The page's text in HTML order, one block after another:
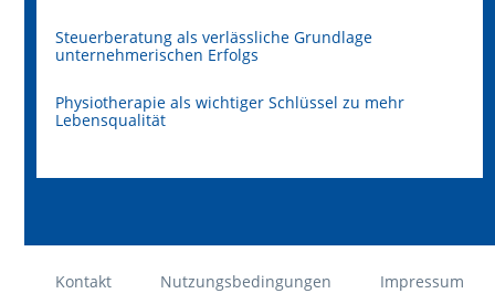
Steuerberatung als verlässliche Grundlage
unternehmerischen Erfolgs
Physiotherapie als wichtiger Schlüssel zu mehr
Lebensqualität
Kontakt Nutzungsbedingungen Impressum